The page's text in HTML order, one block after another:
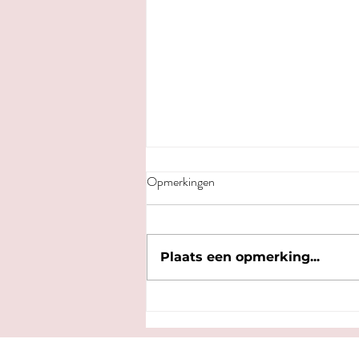
nieuwe ogen
Opmerkingen
Plaats een opmerking...